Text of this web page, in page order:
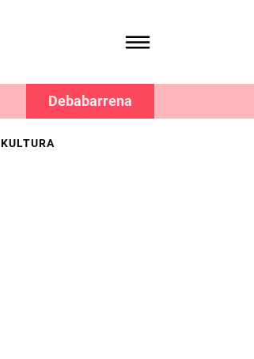
Debabarrena
KULTURA